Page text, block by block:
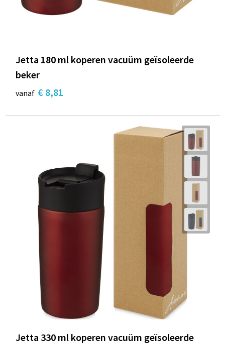
Jetta 180 ml koperen vacuüm geïsoleerde
beker
vanaf € 8,81
Jetta 330 ml koperen vacuüm geïsoleerde